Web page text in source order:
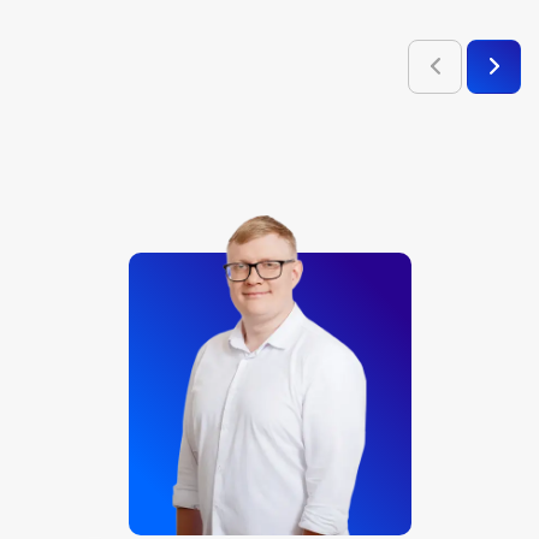
BOX. МЕДИА КОЛЛЕКЦИЯ. ДНИ РУССКОЙ БОЕВОЙ
СЛАВЫ. БОРЬБА НАРОДОВ ДРЕВНЕЙ РУСИ С
BOX. МЕДИА КОЛЛЕКЦИЯ. ДНИ РУССКОЙ БОЕВОЙ
СЛАВЫ. ВНЕШНЯЯ ПОЛИТИКА РОССИИ ВТОРОЙ
ПОЛОВИНЫ XVIII ВЕКА. ВОЕННЫЕ КАМПАНИИ.
BOX. МЕДИА КОЛЛЕКЦИЯ. ДНИ РУССКОЙ БОЕВОЙ
СЛАВЫ. ВНЕШНЯЯ ПОЛИТИКА РОССИИ ВТОРОЙ
ПОЛОВИНЫ XIX ВЕКА. ВОЕННЫЕ КАМПАНИИ.
BOX. МЕДИА КОЛЛЕКЦИЯ. ДНИ РУССКОЙ БОЕВОЙ
СЛАВЫ. ВНЕШНЯЯ ПОЛИТИКА РОССИИ ПЕРВОЙ
ПОЛОВИНЫ XIX ВЕКА. ВОЕННЫЕ КАМПАНИИ.
BOX. МЕДИА КОЛЛЕКЦИЯ. ДНИ РУССКОЙ БОЕВОЙ
СЛАВЫ. НА СУШЕ И НА МОРЕ: ВАЖНЕЙШИЕ БИТВЫ
СЕВЕРНОЙ ВОЙНЫ